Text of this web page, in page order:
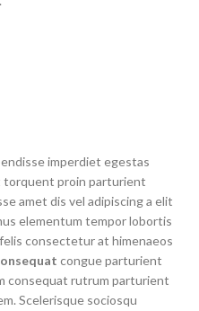
imperdiet egestas
torquent proin parturient
amet dis vel adipiscing a elit
elementum tempor lobortis
consectetur at himenaeos
congue parturient
consequat rutrum parturient
Scelerisque sociosqu